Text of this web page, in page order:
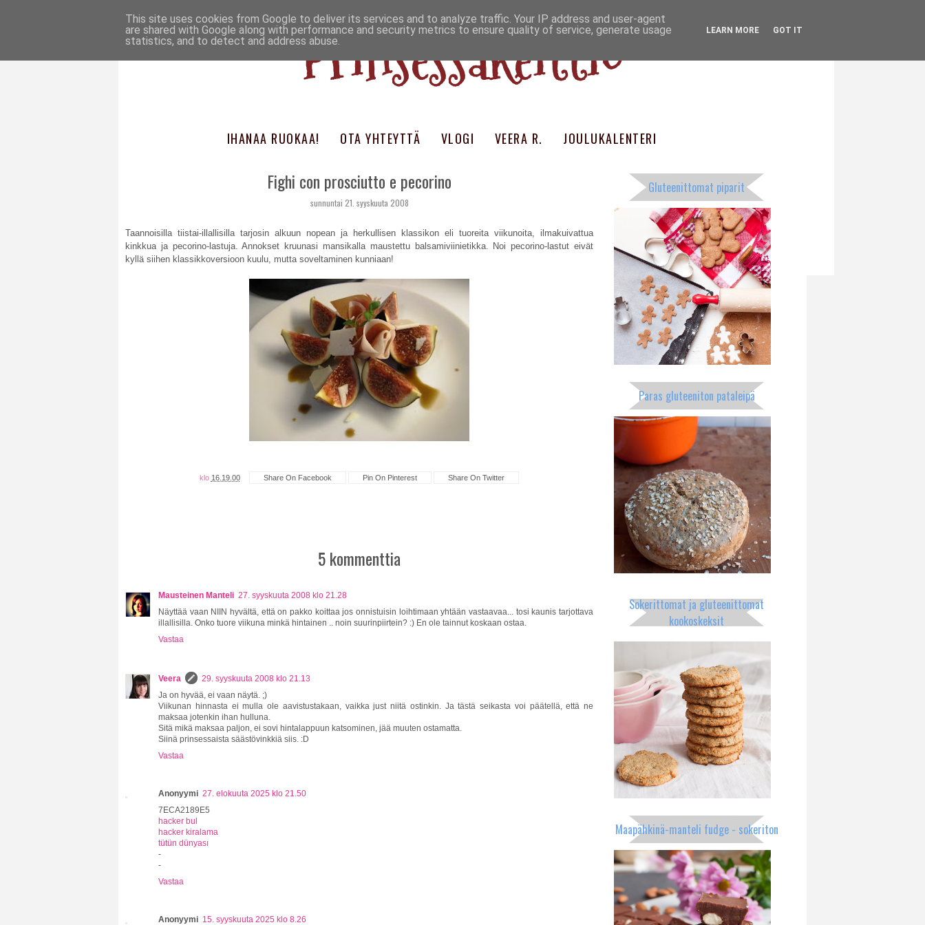
Prinsessakeittiö
IHANAA RUOKAA! OTA YHTEYTTÄ VLOGI VEERA R. JOULUKALENTERI
Fighi con prosciutto e pecorino
sunnuntai 21. syyskuuta 2008
Taannoisilla tiistai-illallisilla tarjosin alkuun nopean ja herkullisen klassikon eli tuoreita viikunoita, ilmakuivattua
kinkkua ja pecorino-lastuja. Annokset kruunasi mansikalla maustettu balsamiviinietikka. Noi pecorino-lastut eivät
kyllä siihen klassikkoversioon kuulu, mutta soveltaminen kunniaan!
klo 16.19.00 Share On Facebook Pin On Pinterest Share On Twitter
5 kommenttia
Mausteinen Manteli 27. syyskuuta 2008 klo 21.28
Näyttää vaan NIIN hyvältä, että on pakko koittaa jos onnistuisin loihtimaan yhtään vastaavaa... tosi kaunis tarjottava
illallisilla. Onko tuore viikuna minkä hintainen .. noin suurinpiirtein? :) En ole tainnut koskaan ostaa.
Vastaa
Veera
29. syyskuuta 2008 klo 21.13
Ja on hyvää, ei vaan näytä. ;)
Viikunan hinnasta ei mulla ole aavistustakaan, vaikka just niitä ostinkin. Ja tästä seikasta voi päätellä, että ne
maksaa jotenkin ihan hulluna.
Sitä mikä maksaa paljon, ei sovi hintalappuun katsominen, jää muuten ostamatta.
Siinä prinsessaista säästövinkkiä siis. :D
Vastaa
Anonyymi 27. elokuuta 2025 klo 21.50
7ECA2189E5
hacker bul
hacker kiralama
tütün dünyası
-
-
Vastaa
Anonyymi 15. syyskuuta 2025 klo 8.26
Gluteenittomat piparit
Paras gluteeniton pataleipä
Sokerittomat ja gluteenittomat
kookoskeksit
Maapähkinä-manteli fudge - sokeriton
This site uses cookies from Google to deliver its services and to analyze traffic. Your IP address and user-agent
are shared with Google along with performance and security metrics to ensure quality of service, generate usage
statistics, and to detect and address abuse.
LEARN MORE GOT IT